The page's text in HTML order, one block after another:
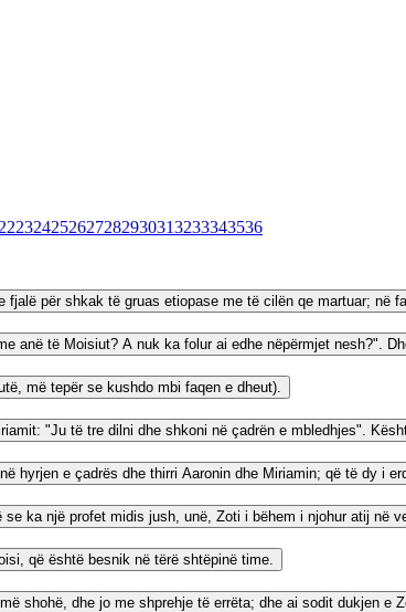
222324252627282930313233343536
fjalë për shkak të gruas etiopase me të cilën qe martuar; në
anë të Moisiut? A nuk ka folur ai edhe nëpërmjet nesh?".
më tepër se kushdo mbi faqen e dheut).
"Ju të tre dilni dhe shkoni në çadrën e mbledhjes".
hyrjen e çadrës dhe thirri Aaronin dhe Miriamin; që të dy i
ka një profet midis jush, unë, Zoti i bëhem i njohur atij në
që është besnik në tërë shtëpinë time.
shohë, dhe jo me shprehje të errëta; dhe ai sodit dukjen